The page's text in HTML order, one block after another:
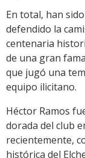
En total, han
defendido la
centenaria
de una gran
que jugó una
equipo ilicitano.
Héctor Ramos
dorada del club
recientemente,
histórica del